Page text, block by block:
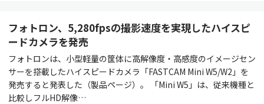
フォトロン、5,280fpsの撮影速度を実現したハイスピ
ードカメラを発売
フォトロンは、小型軽量の筐体に高解像度・高感度のイメージセン
サーを搭載したハイスピードカメラ「FASTCAM Mini W5/W2」を
発売すると発表した（製品ページ）。 「Mini W5」は、従来機種と
比較しフルHD解像…